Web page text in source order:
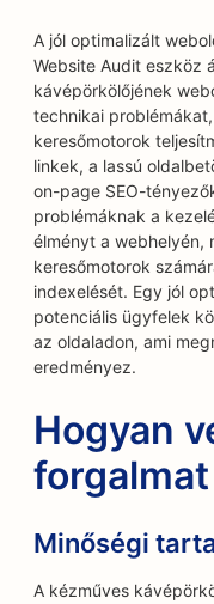
A jól optimalizált
Website Audit eszköz
kávépörkölőjének
technikai
keresőmotorok
linkek, a lassú
on-page SEO-
problémáknak a
élményt a webhelyén,
keresőmotorok
indexelését. Egy jól
potenciális ügyfelek
az oldaladon, ami
eredményez.
Hogyan
forgalmat
Minőségi
A kézműves